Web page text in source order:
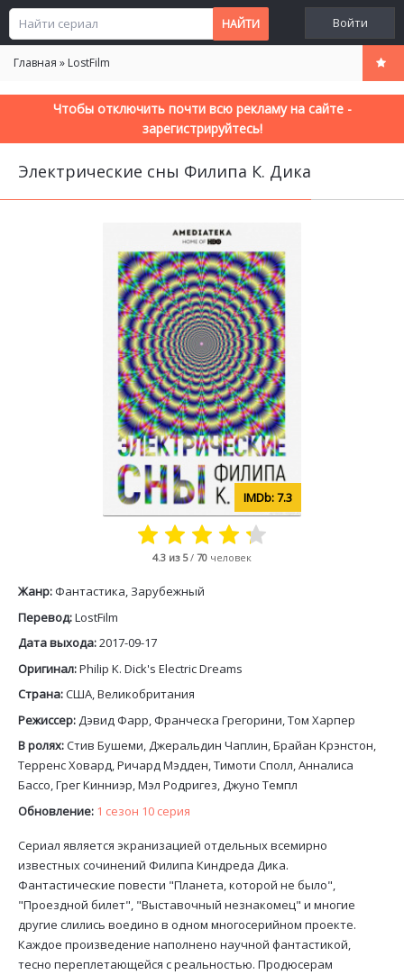
Войти
Главная » LostFilm
Чтобы отключить почти всю рекламу на сайте -
зарегистрируйтесь!
Электрические сны Филипа К. Дика
7.3
4.3 из 5/ 70 человек
Жанр: Фантастика, Зарубежный
Перевод:LostFilm
Дата выхода:2017-09-17
Оригинал:Philip K. Dick's Electric Dreams
Страна:США, Великобритания
Режиссер: Дэвид Фарр, Франческа Грегорини, Том Харпер
В ролях:Стив Бушеми, Джеральдин Чаплин, Брайан Крэнстон,
Терренс Ховард, Ричард Мэдден, Тимоти Сполл, Анналиса
Бассо, Грег Кинниэр, Мэл Родригез, Джуно Темпл
Обновление: 1 сезон 10 серия
Сериал является экранизацией отдельных всемирно
известных сочинений Филипа Киндреда Дика.
Фантастические повести "Планета, которой не было",
"Проездной билет", "Выставочный незнакомец" и многие
другие слились воедино в одном многосерийном проекте.
Каждое произведение наполнено научной фантастикой,
тесно переплетающейся с реальностью. Продюсерам